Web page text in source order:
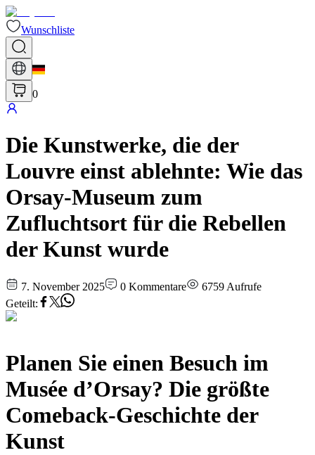
Wunschliste
0
Die Kunstwerke, die der
Louvre einst ablehnte: Wie das
Orsay-Museum zum
Zufluchtsort für die Rebellen
der Kunst wurde
7. November 2025 0 Kommentare 6759 Aufrufe
Geteilt:
Planen Sie einen Besuch im
Musée d’Orsay? Die größte
Comeback-Geschichte der
Kunst